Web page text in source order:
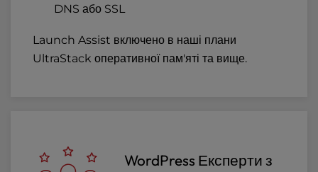
DNS або SSL
Launch Assist включено в наші плани
UltraStack оперативної пам'яті та вище.
WordPress Експерти з